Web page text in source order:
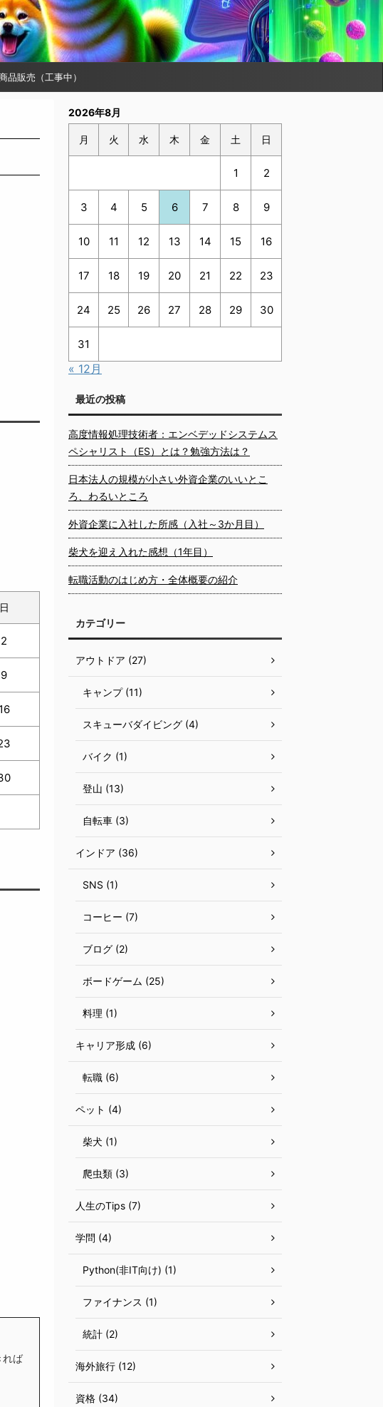
品販売（工事中）
日
2
9
16
れば
2026年8月
月 火 水 木 金 土 日
1 2
3 4 5 6 7 8 9
10 11 12 13 14 15 16
17 18 19 20 21 22 23
24 25 26 27 28 29 30
31
« 12月
最近の投稿
高度情報処理技術者：エンベデッドシステムス
ペシャリスト（ES）とは？勉強方法は？
日本法人の規模が小さい外資企業のいいとこ
ろ、わるいところ
外資企業に入社した所感（入社～3か月目）
柴犬を迎え入れた感想（1年目）
転職活動のはじめ方・全体概要の紹介
カテゴリー
アウトドア (27)
キャンプ (11)
スキューバダイビング (4)
バイク (1)
登山 (13)
自転車 (3)
インドア (36)
SNS (1)
コーヒー (7)
ブログ (2)
ボードゲーム (25)
料理 (1)
キャリア形成 (6)
転職 (6)
ペット (4)
柴犬 (1)
爬虫類 (3)
人生のTips (7)
学問 (4)
Python(非IT向け) (1)
ファイナンス (1)
統計 (2)
海外旅行 (12)
資格 (34)